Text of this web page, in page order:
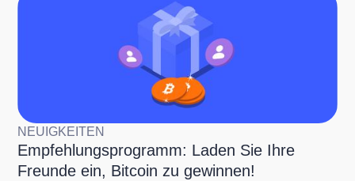
NEUIGKEITEN
Empfehlungsprogramm: Laden Sie Ihre
Freunde ein, Bitcoin zu gewinnen!